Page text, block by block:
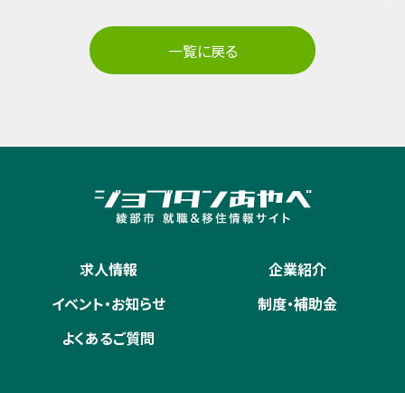
一覧に戻る
求人情報
企業紹介
イベント・お知らせ
制度・補助金
よくあるご質問